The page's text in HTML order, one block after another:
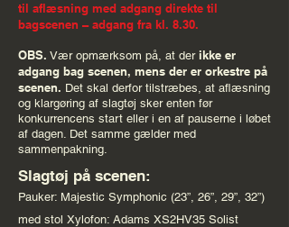
til aflæsning med adgang direkte til
bagscenen – adgang fra kl. 8.30.
OBS. Vær opmærksom på, at der ikke er
adgang bag scenen, mens der er orkestre på
scenen. Det skal derfor tilstræbes, at aflæsning
og klargøring af slagtøj sker enten før
konkurrencens start eller i en af pauserne i løbet
af dagen. Det samme gælder med
sammenpakning.
Slagtøj på scenen:
Pauker: Majestic Symphonic (23”, 26”, 29”, 32”)
med stol Xylofon: Adams XS2HV35 Solist